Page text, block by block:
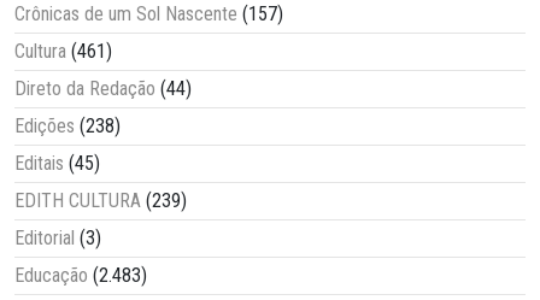
Crônicas de um Sol Nascente (157)
Cultura (461)
Direto da Redação (44)
Edições (238)
Editais (45)
EDITH CULTURA (239)
Editorial (3)
Educação (2.483)